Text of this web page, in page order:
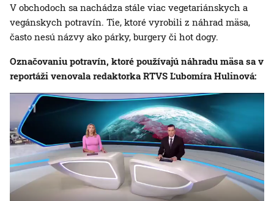
V obchodoch sa nachádza stále viac vegetariánskych a
vegánskych potravín. Tie, ktoré vyrobili z náhrad mäsa,
často nesú názvy ako párky, burgery či hot dogy.
Označovaniu potravín, ktoré používajú náhradu mäsa sa v
reportáži venovala redaktorka RTVS Ľubomíra Hulinová: